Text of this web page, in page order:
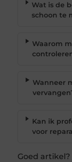
Wat is de
schoon te
Waarom
Wanneer
Kan ik
voor
Goed